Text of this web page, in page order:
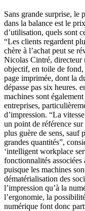
Sans grande surprise, le
dans la balance est le
d’utilisation, quels sont
“Les clients regardent
chère à l’achat peut se
Nicolas Cintré, directeur
objectif, en toile de fond,
page imprimée, dont la
dépasse pas six heures.
machines sont
entreprises,
d’impression. “La
un point de référence
plus guère de sens, sauf
grandes quantités”,
‘intelligent workplace
fonctionnalités
puisque les machines
dématérialisation des
l’impression qu’à la
l’ergonomie, la
numérique font donc